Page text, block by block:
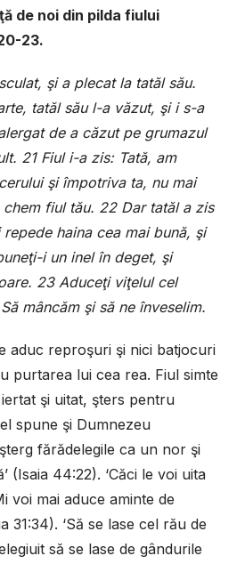
de noi din pilda fiului
23.
şi a plecat la tatăl său.
tatăl său l-a văzut, şi i s-a
de a căzut pe grumazul
21 Fiul i-a zis: Tată, am
şi împotriva ta, nu mai
fiul tău. 22 Dar tatăl a zis
haina cea mai bună, şi
i un inel în deget, şi
23 Aduceţi viţelul cel
mâncăm şi să ne înveselim.
aduc reproşuri şi nici batjocuri
purtarea lui cea rea. Fiul simte
şi uitat, şters pentru
spune şi Dumnezeu
fărădelegile ca un nor şi
(Isaia 44:22). ‘Căci le voi uita
voi mai aduce aminte de
31:34). ‘Să se lase cel rău de
să se lase de gândurile